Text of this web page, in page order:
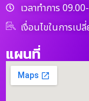
เวลาทำการ
เงื่อนไขในการเ
แผนที่